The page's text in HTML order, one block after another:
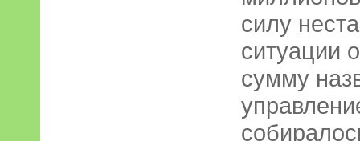
силу
ситуации
сумму